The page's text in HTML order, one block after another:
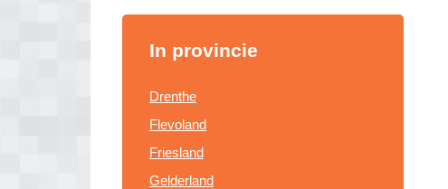
In provincie
Drenthe
Flevoland
Friesland
Gelderland